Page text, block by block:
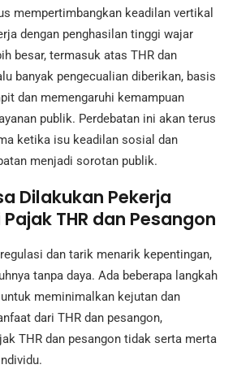
mempertimbangkan keadilan vertikal
dengan penghasilan tinggi wajar
besar, termasuk atas THR dan
banyak pengecualian diberikan, basis
dan memengaruhi kemampuan
publik. Perdebatan ini akan terus
ketika isu keadilan sosial dan
menjadi sorotan publik.
Dilakukan Pekerja
THR dan Pesangon
dan tarik menarik kepentingan,
tanpa daya. Ada beberapa langkah
meminimalkan kejutan dan
dari THR dan pesangon,
THR dan pesangon tidak serta merta